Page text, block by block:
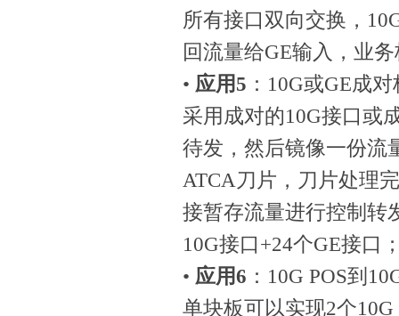
所有接口双向交换，
回流量给GE输入，业
• 应用5 ： 10G或GE成
采用成对的10G接口或
待发，然后镜像一份流
ATCA刀片，刀片处理
接暂存流量进行控制转
10G接口+24个GE接口
• 应用6 ： 10G POS到
单块板可以实现2个